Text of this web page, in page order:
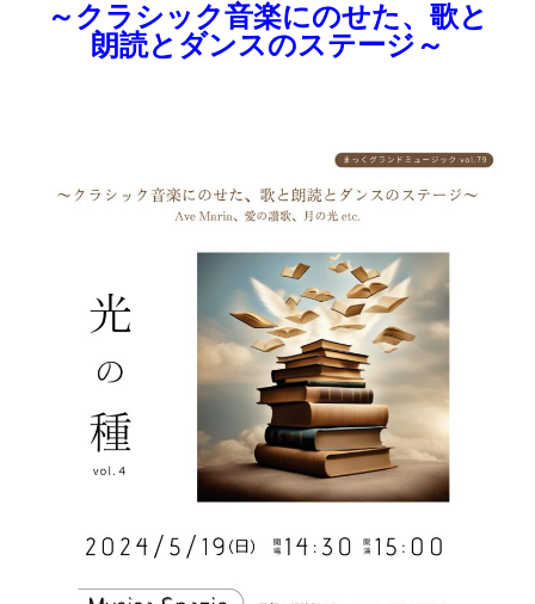
～クラシック音楽にのせた、歌と
朗読とダンスのステージ～